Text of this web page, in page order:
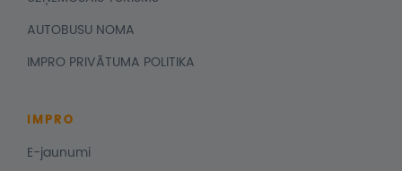
AUTOBUSU NOMA
IMPRO PRIVĀTUMA POLITIKA
IMPRO
E-jaunumi